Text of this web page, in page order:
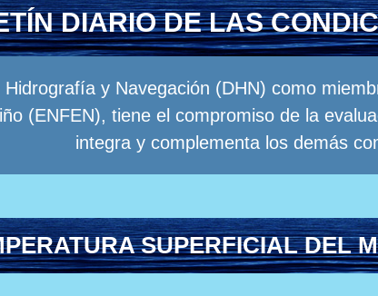
DIARIO DE LAS
y Navegación (DHN) como
(ENFEN), tiene el compromiso de la
integra y complementa los demás
SUPERFICIAL DEL